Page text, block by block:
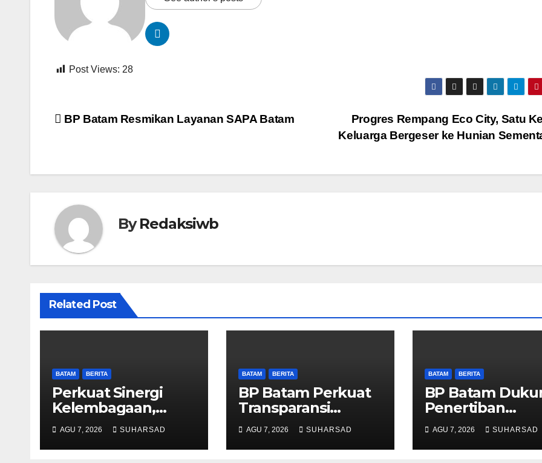
Post Views: 28
Navigasi
Progres Rempang Eco City, Satu
Keluarga Bergeser ke Hunian
BP Batam Resmikan Layanan SAPA Batam
ByRedaksiwb
Related Post
BATAM BERITA
Perkuat Sinergi
Kelembagaan,
RSBP Batam dan
BPOM Pastikan
Pelayanan dan
AGU 7, 2026 SUHARSAD
BATAM BERITA
BP Batam Perkuat
Transparansi
Layanan
Pertanahan, Alokasi
Tanah Reguler
AGU 7, 2026 SUHARSAD
BATAM BERITA
BP Batam
Penertiban
Pemanfaatan
Ruang Laut
Ketentuan
AGU 7, 2026 SUHARSAD